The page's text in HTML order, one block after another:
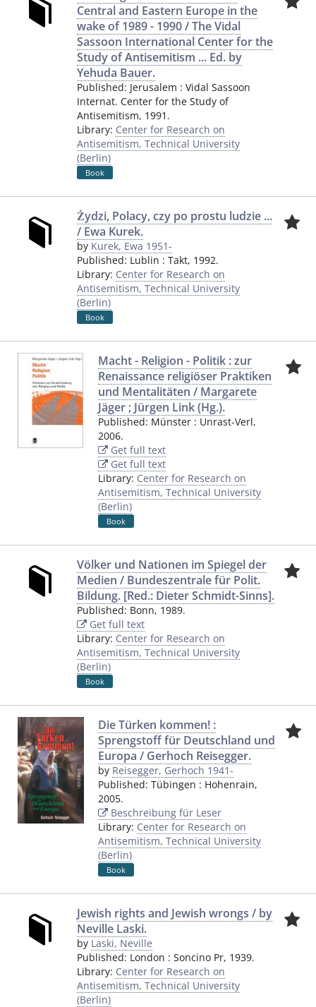
Central and Eastern Europe in the
wake of 1989 - 1990 / The Vidal
Sassoon International Center for the
Study of Antisemitism ... Ed. by
Yehuda Bauer.
Published: Jerusalem : Vidal Sassoon
Internat. Center for the Study of
Antisemitism, 1991.
Library: Center for Research on
Antisemitism, Technical University
(Berlin)
Book
Żydzi, Polacy, czy po prostu ludzie ...
/ Ewa Kurek.
by Kurek, Ewa 1951-
Published: Lublin : Takt, 1992.
Library: Center for Research on
Antisemitism, Technical University
(Berlin)
Book
Macht - Religion - Politik : zur
Renaissance religiöser Praktiken
und Mentalitäten / Margarete
Jäger ; Jürgen Link (Hg.).
Published: Münster: Unrast-Verl,
2006.
Get full text
Get full text
Library: Center for Research on
Antisemitism, Technical University
(Berlin)
Book
Völker und Nationen im Spiegel der
Medien / Bundeszentrale für Polit.
Bildung. [Red.: Dieter Schmidt-Sinns].
Published: Bonn, 1989.
Get full text
Library: Center for Research on
Antisemitism, Technical University
(Berlin)
Book
Die Türken kommen! :
Sprengstoff für Deutschland und
Europa / Gerhoch Reisegger.
by Reisegger, Gerhoch 1941-
Published: Tübingen : Hohenrain,
2005.
Beschreibung für Leser
Library: Center for Research on
Antisemitism, Technical University
(Berlin)
Book
Jewish rights and Jewish wrongs / by
Neville Laski.
by Laski, Neville
Published: London : Soncino Pr, 1939.
Library: Center for Research on
Antisemitism, Technical University
(Berlin)